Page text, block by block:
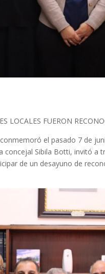
LOCALES FUERON
el pasado 7 de
Sibila Botti, invitó a
de un desayuno de